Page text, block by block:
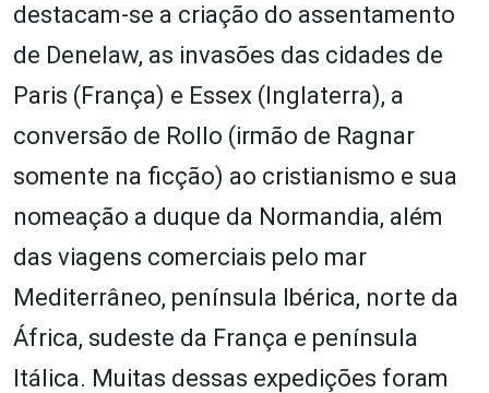
destacam-se a criação do assentamento
de Denelaw, as invasões das cidades de
Paris (França) e Essex (Inglaterra), a
conversão de Rollo (irmão de Ragnar
somente na ficção) ao cristianismo e sua
nomeação a duque da Normandia, além
das viagens comerciais pelo mar
Mediterrâneo, península Ibérica, norte da
África, sudeste da França e península
Itálica. Muitas dessas expedições foram